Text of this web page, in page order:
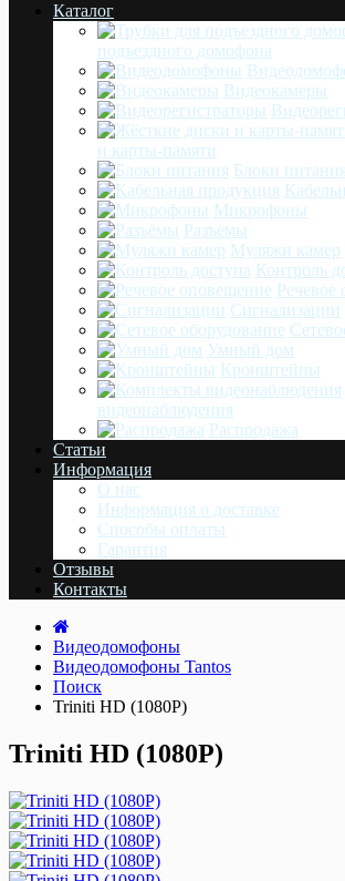
Каталог
подъездного домофона
Видеокамеры
и карты-памяти
Блоки питания
Микрофоны
Разъёмы
Муляжи камер
Контроль
Речевое
Сигнализации
Умный дом
Кронштейны
видеонаблюдения
Распродажа
Статьи
Информация
О нас
Информация о доставке
Cпособы оплаты
Гарантия
Отзывы
Контакты
Видеодомофоны
Видеодомофоны Tantos
Поиск
Triniti HD (1080P)
Triniti HD (1080P)